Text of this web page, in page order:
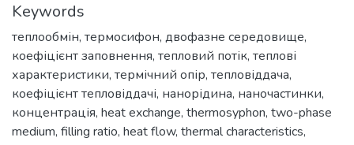
Keywords
теплообмін, термосифон, двофазне середовище,
коефіцієнт заповнення, тепловий потік, теплові
характеристики, термічний опір, тепловіддача,
коефіцієнт тепловіддачі, нанорідина, наночастинки,
концентрація, heat exchange, thermosyphon, two-phase
medium, filling ratio, heat flow, thermal characteristics,